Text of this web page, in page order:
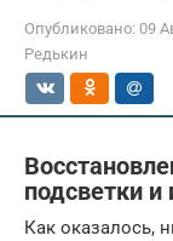
Опубликовано: 09
Редькин
подсветки и
Как оказалось,